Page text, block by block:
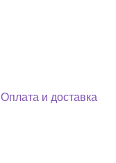
Оплата и доставка